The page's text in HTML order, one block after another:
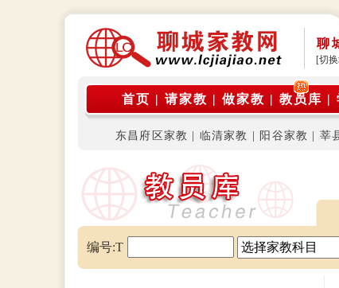
聊
[切
首页 | 请家教 | 做家教 | 教员库 |
东昌府区家教 临清家教 阳谷家教 莘
编号:T